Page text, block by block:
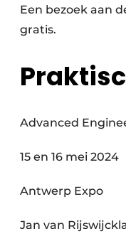
Een bezoek aan
gratis.
Advanced
15 en 16 mei 2024
Antwerp Expo
Jan van